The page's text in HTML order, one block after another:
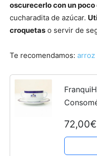
oscurecerlo con un
cucharadita de azúcar.
croquetas o servir de
Te recomendamos: arroz
Cobalto,
72,00€